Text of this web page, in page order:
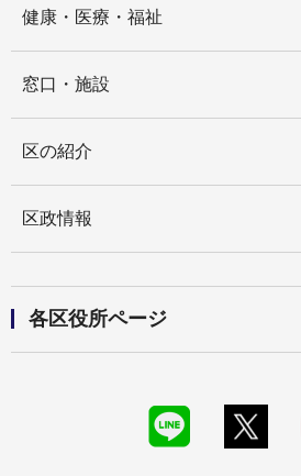
健康・医療・福祉
窓口・施設
区の紹介
区政情報
各区役所ページ